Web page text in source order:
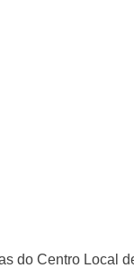
do Centro Local